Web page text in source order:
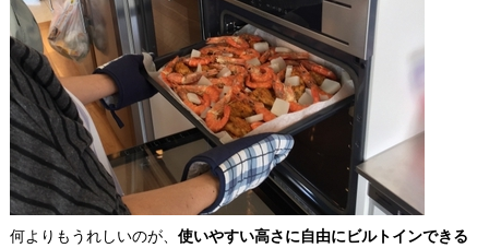
何よりもうれしいのが、 使いやすい高さに自由にビルトインできる